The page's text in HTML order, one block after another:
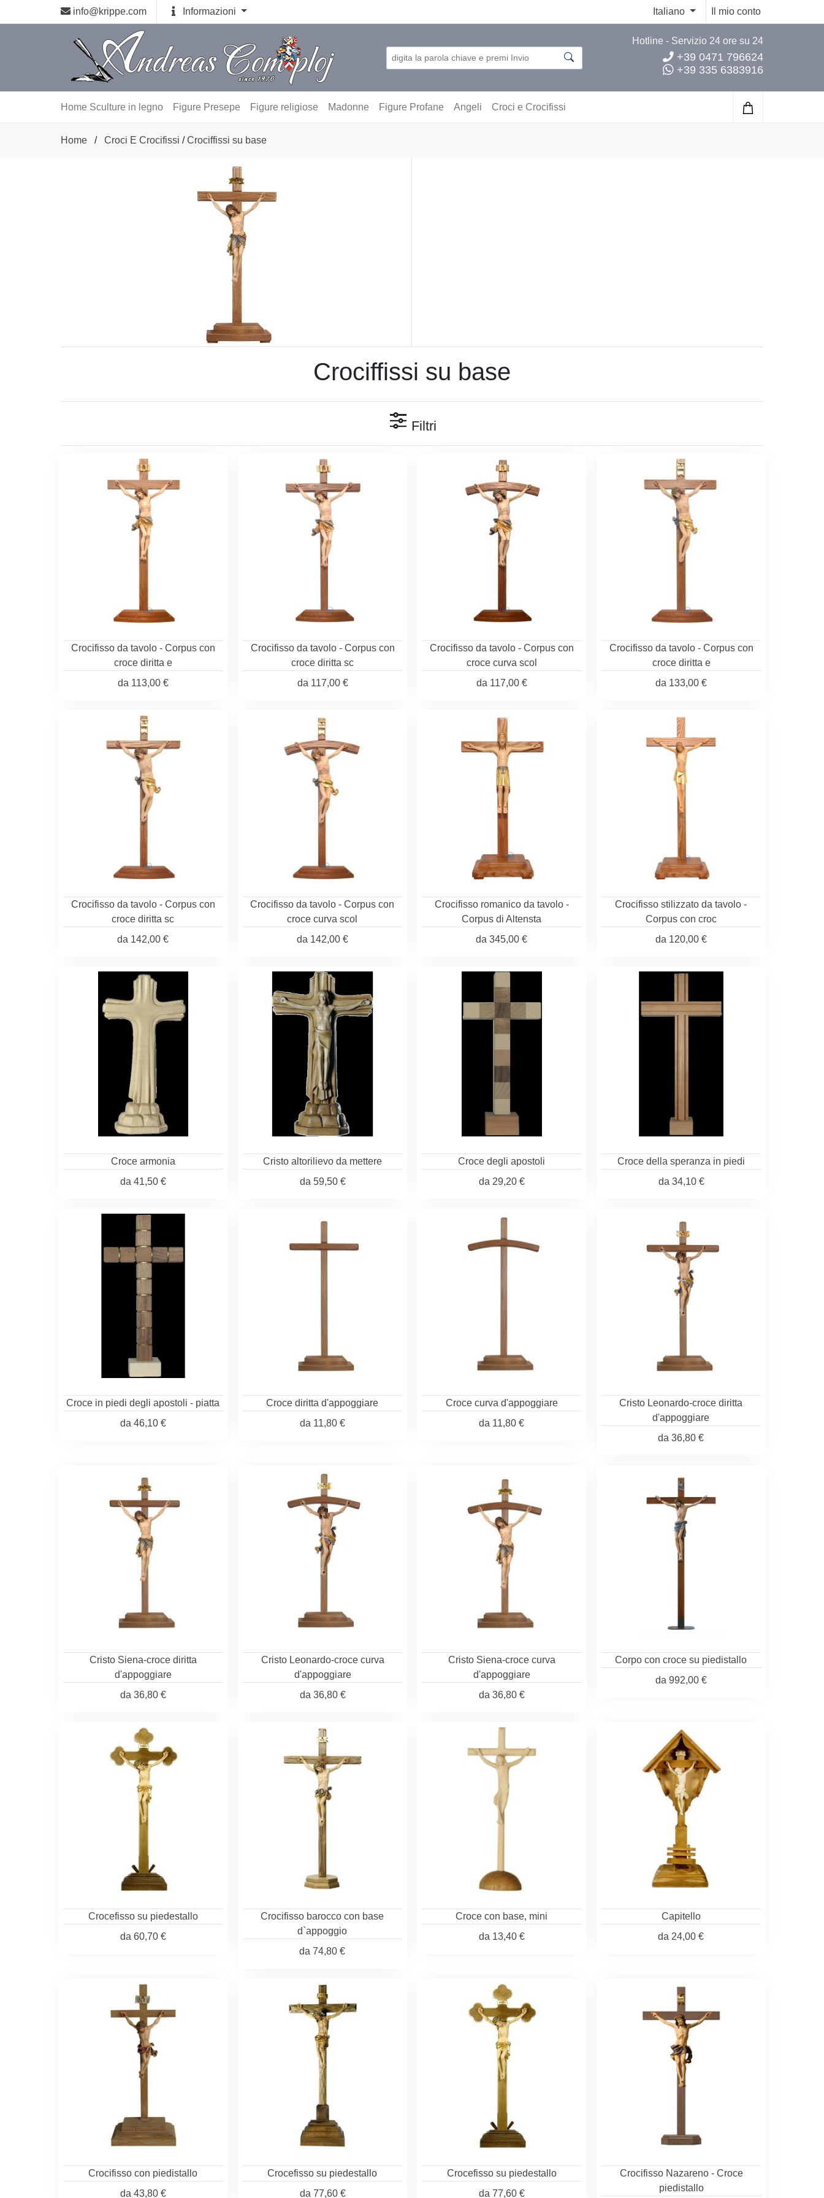
info@krippe.com Informazioni Italiano Il mio conto
Hotline - Servizio 24 ore su 24
+39 0471 796624
+39 335 6383916
Home Sculture in legno Figure Presepe Figure religiose Madonne Figure Profane Angeli Croci e Crocifissi
Home / Croci E Crocifissi / Crociffissi su base
Crociffissi su base
Filtri
Crocifisso da tavolo - Corpus con
croce diritta e
da 113,00 €
Crocifisso da tavolo - Corpus con
croce diritta sc
da 117,00 €
Crocifisso da tavolo - Corpus con
croce curva scol
da 117,00 €
Crocifisso da tavolo - Corpus con
croce diritta e
da 133,00 €
Crocifisso da tavolo - Corpus con
croce diritta sc
da 142,00 €
Crocifisso da tavolo - Corpus con
croce curva scol
da 142,00 €
Crocifisso romanico da tavolo -
Corpus di Altensta
da 345,00 €
Crocifisso stilizzato da tavolo -
Corpus con croc
da 120,00 €
Croce armonia
da 41,50 €
Cristo altorilievo da mettere
da 59,50 €
Croce degli apostoli
da 29,20 €
Croce della speranza in piedi
da 34,10 €
Croce in piedi degli apostoli - piatta
da 46,10 €
Croce diritta d'appoggiare
da 11,80 €
Croce curva d'appoggiare
da 11,80 €
Cristo Leonardo-croce diritta
d'appoggiare
da 36,80 €
Cristo Siena-croce diritta
d'appoggiare
da 36,80 €
Cristo Leonardo-croce curva
d'appoggiare
da 36,80 €
Cristo Siena-croce curva
d'appoggiare
da 36,80 €
Corpo con croce su piedistallo
da 992,00 €
Crocefisso su piedestallo
da 60,70 €
Crocifisso barocco con base
d`appoggio
da 74,80 €
Croce con base, mini
da 13,40 €
Capitello
da 24,00 €
Crocifisso con piedistallo
da 43,80 €
Crocefisso su piedestallo
da 77,60 €
Crocefisso su piedestallo
da 77,60 €
Crocifisso Nazareno - Croce
piedistallo